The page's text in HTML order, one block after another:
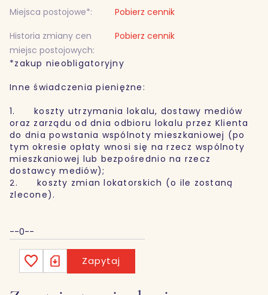
Miejsca postojowe*:
Pobierz cennik
Historia zmiany cen
miejsc postojowych:
Pobierz cennik
*zakup nieobligatoryjny
Inne świadczenia pieniężne:
1. koszty utrzymania lokalu, dostawy mediów
oraz zarządu od dnia odbioru lokalu przez Klienta
do dnia powstania wspólnoty mieszkaniowej (po
tym okresie opłaty wnosi się na rzecz wspólnoty
mieszkaniowej lub bezpośrednio na rzecz
dostawcy mediów);
2. koszty zmian lokatorskich (o ile zostaną
zlecone).
--0--
Zapytaj